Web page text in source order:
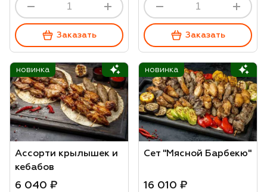
Заказать Заказать
новинка
Ассорти крылышек и
кебабов
6 040 ₽
новинка
Сет "Мясной Барбекю"
16 010 ₽